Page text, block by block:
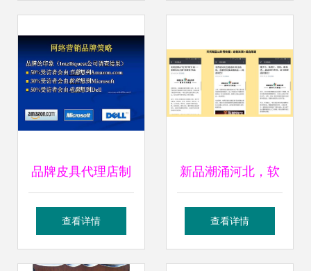
惠价格与专业软件
开发赋能客户
品牌皮具代理店制
胜市场的五大营销
查看详情
新品潮涌河北，软
件开发如何抢占京
查看详情